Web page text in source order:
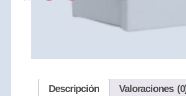
Descripción Valoraciones